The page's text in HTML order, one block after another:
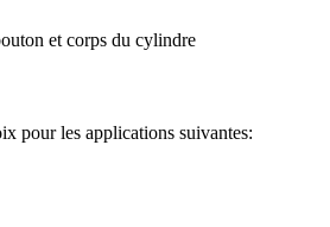
et corps du cylindre
pour les applications suivantes: